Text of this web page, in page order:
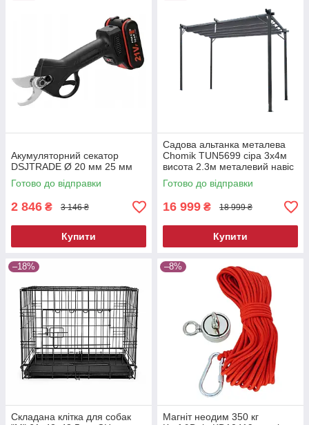
Акумуляторний секатор
DSJTRADE Ø 20 мм 25 мм
Готово до відправки
2 846 ₴ 3 146 ₴
Купити
Садова альтанка металева
Chomik TUN5699 сіра 3х4м
висота 2.3м металевий навіс
від сонця
Готово до відправки
16 999 ₴ 18 999 ₴
Купити
–18%
Складана клітка для собак
–8%
Магніт неодим 350 кг